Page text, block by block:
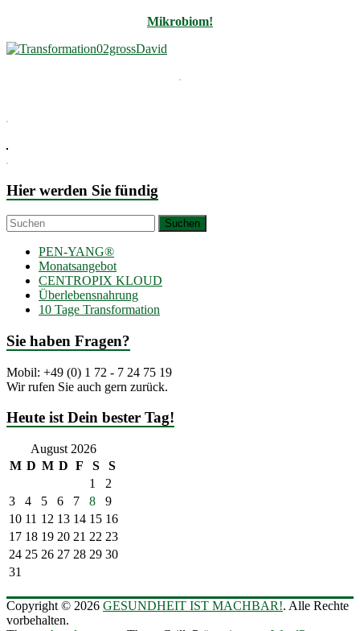
Mikrobiom!
Hier werden Sie fündig
PEN-YANG®
Monatsangebot
CENTROPIX KLOUD
Überlebensnahrung
10 Tage Transformation
Sie haben Fragen?
Mobil: +49 (0) 1 72 - 7 24 75 19
Wir rufen Sie auch gern zurück.
Heute ist Dein bester Tag!
August 2026
M D M D F S
S
1
2
3
4 5 6 7 8
9
10 11 12 13 14 15 16
17 18 19 20 21 22 23
24 25 26 27 28 29 30
31
Copyright © 2026 GESUNDHEIT IST MACHBAR!. Alle Rechte
vorbehalten.